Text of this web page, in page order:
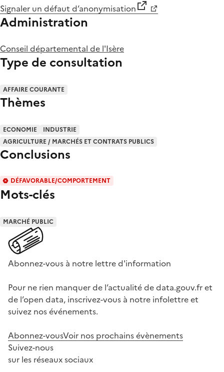
Signaler un défaut d’anonymisation
Administration
Conseil départemental de l'Isère
Type de consultation
AFFAIRE COURANTE
Thèmes
ECONOMIE
INDUSTRIE
AGRICULTURE / MARCHÉS ET CONTRATS PUBLICS
Conclusions
DÉFAVORABLE/COMPORTEMENT
Mots-clés
MARCHÉ PUBLIC
Abonnez-vous à notre lettre d'information
Pour ne rien manquer de l’actualité de data.gouv.fr et
de l’open data, inscrivez-vous à notre infolettre et
suivez nos événements.
Abonnez-vousVoir nos prochains évènements
Suivez-nous
sur les réseaux sociaux